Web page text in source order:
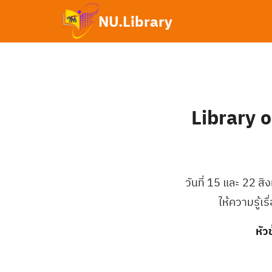
NU.Library
Library
วันที่ 15 และ 22 สิ
ให้ความรู้เ
หัว